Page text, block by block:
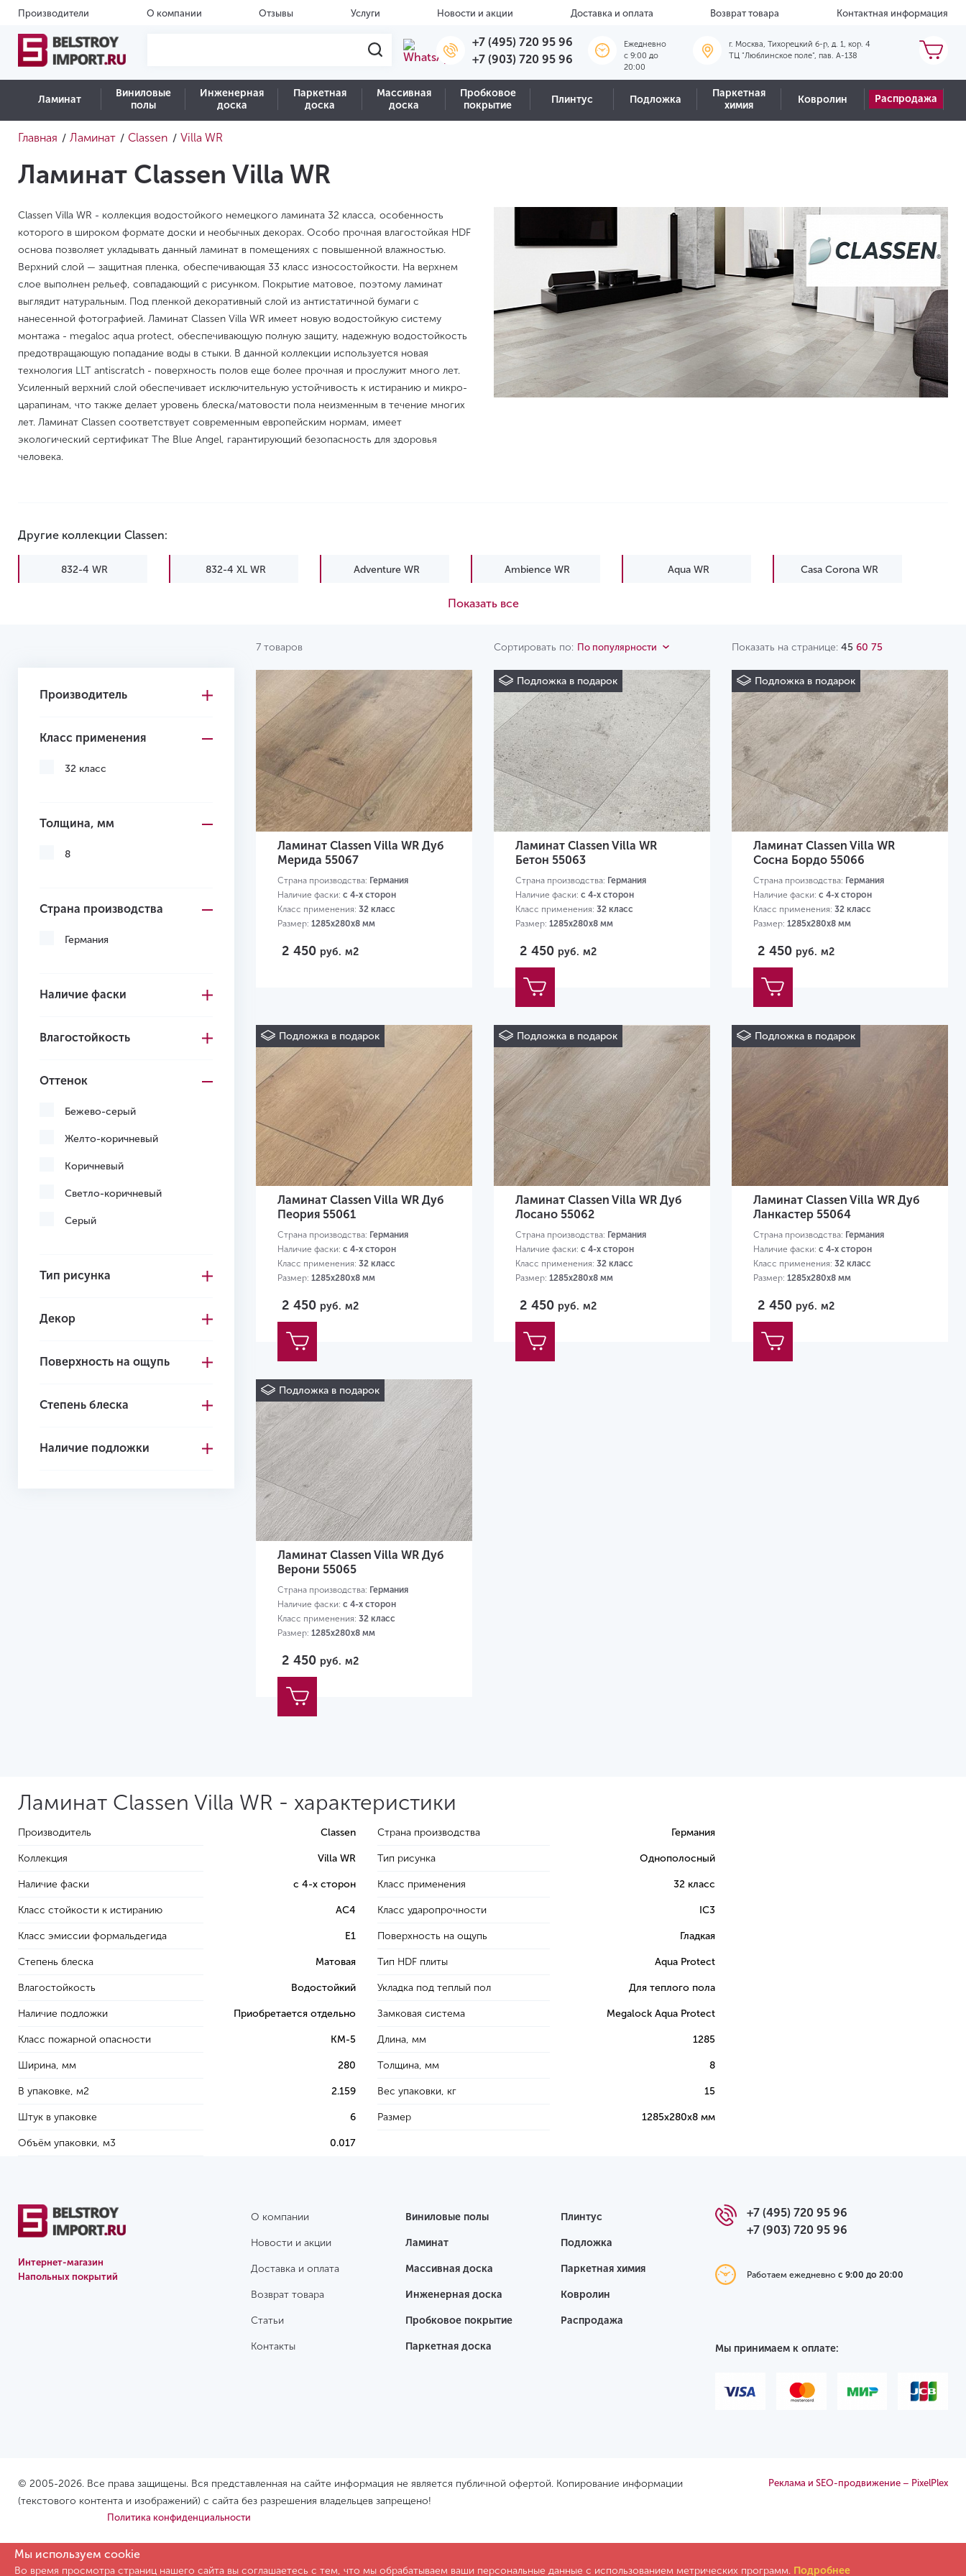
Производители О компании Отзывы Услуги Новости и акции Доставка и оплата Возврат товара Контактная информация
+7 (495) 720 95 96
+7 (903) 720 95 96
Ежедневно
c 9:00 до
20:00
г. Москва, Тихорецкий б-р, д. 1, кор. 4
ТЦ "Люблинское поле", пав. А-138
Ламинат
Виниловые
полы
Инженерная
доска
Паркетная
доска
Массивная
доска
Пробковое
покрытие
Плинтус Подложка
Паркетная
химия
Ковролин Распродажа
Главная / Ламинат / Classen / Villa WR
Ламинат Classen Villa WR
Classen Villa WR - коллекция водостойкого немецкого ламината 32 класса, особенность
которого в широком формате доски и необычных декорах. Особо прочная влагостойкая HDF
основа позволяет укладывать данный ламинат в помещениях с повышенной влажностью.
Верхний слой — защитная пленка, обеспечивающая 33 класс износостойкости. На верхнем
слое выполнен рельеф, совпадающий с рисунком. Покрытие матовое, поэтому ламинат
выглядит натуральным. Под пленкой декоративный слой из антистатичной бумаги с
нанесенной фотографией. Ламинат Classen Villa WR имеет новую водостойкую систему
монтажа - megaloc aqua protect, обеспечивающую полную защиту, надежную водостойкость
предотвращающую попадание воды в стыки. В данной коллекции используется новая
технология LLT antiscratch - поверхность полов еще более прочная и прослужит много лет.
Усиленный верхний слой обеспечивает исключительную устойчивость к истиранию и микро-
царапинам, что также делает уровень блеска/матовости пола неизменным в течение многих
лет. Ламинат Classen соответствует современным европейским нормам, имеет
экологический сертификат The Blue Angel, гарантирующий безопасность для здоровья
человека.
Другие коллекции Classen:
832-4 WR 832-4 XL WR Adventure WR Ambience WR Aqua WR Casa Corona WR
Elite WR
Nature WR Story WR Ville Visiogrande WR
Показать все
7 товаров Сортировать по: По популярности Показать на странице: 45 60 75
Производитель
Класс применения
32 класс
Толщина, мм
8
Страна производства
Германия
Наличие фаски
Влагостойкость
Оттенок
Бежево-серый
Желто-коричневый
Коричневый
Светло-коричневый
Серый
Тип рисунка
Декор
Поверхность на ощупь
Степень блеска
Наличие подложки
Ламинат Classen Villa WR Дуб
Мерида 55067
Страна производства: Германия
Наличие фаски: с 4-х сторон
Класс применения: 32 класс
Размер: 1285х280х8 мм
2 450 руб. м2
Подложка в подарок
Ламинат Classen Villa WR
Бетон 55063
Страна производства: Германия
Наличие фаски: с 4-х сторон
Класс применения: 32 класс
Размер: 1285х280х8 мм
2 450 руб. м2
Подложка в подарок
Ламинат Classen Villa WR
Сосна Бордо 55066
Страна производства: Германия
Наличие фаски: с 4-х сторон
Класс применения: 32 класс
Размер: 1285х280х8 мм
2 450 руб. м2
Подложка в подарок
Ламинат Classen Villa WR Дуб
Пеория 55061
Страна производства: Германия
Наличие фаски: с 4-х сторон
Класс применения: 32 класс
Размер: 1285х280х8 мм
2 450 руб. м2
Подложка в подарок
Ламинат Classen Villa WR Дуб
Лосано 55062
Страна производства: Германия
Наличие фаски: с 4-х сторон
Класс применения: 32 класс
Размер: 1285х280х8 мм
2 450 руб. м2
Подложка в подарок
Ламинат Classen Villa WR Дуб
Ланкастер 55064
Страна производства: Германия
Наличие фаски: с 4-х сторон
Класс применения: 32 класс
Размер: 1285х280х8 мм
2 450 руб. м2
Подложка в подарок
Ламинат Classen Villa WR Дуб
Верони 55065
Страна производства: Германия
Наличие фаски: с 4-х сторон
Класс применения: 32 класс
Размер: 1285х280х8 мм
2 450 руб. м2
Ламинат Classen Villa WR - характеристики
Производитель Classen
Коллекция Villa WR
Наличие фаски с 4-х сторон
Класс стойкости к истиранию AC4
Класс эмиссии формальдегида E1
Степень блеска Матовая
Влагостойкость Водостойкий
Наличие подложки Приобретается отдельно
Класс пожарной опасности КМ-5
Ширина, мм 280
В упаковке, м2 2.159
Штук в упаковке 6
Объём упаковки, м3 0.017
Страна производства Германия
Тип рисунка Однополосный
Класс применения 32 класс
Класс ударопрочности IC3
Поверхность на ощупь Гладкая
Тип HDF плиты Aqua Protect
Укладка под теплый пол Для теплого пола
Замковая система Megalock Aqua Protect
Длина, мм 1285
Толщина, мм 8
Вес упаковки, кг 15
Размер 1285х280х8 мм
Интернет-магазин
Напольных покрытий
О компании
Новости и акции
Доставка и оплата
Возврат товара
Статьи
Контакты
Виниловые полы
Ламинат
Массивная доска
Инженерная доска
Пробковое покрытие
Паркетная доска
Плинтус
Подложка
Паркетная химия
Ковролин
Распродажа
+7 (495) 720 95 96
+7 (903) 720 95 96
Работаем ежедневнос 9:00 до 20:00
Мы принимаем к оплате:
© 2005-2026. Все права защищены. Вся представленная на сайте информация не является публичной офертой. Копирование информации
(текстового контента и изображений) с сайта без разрешения владельцев запрещено!
Реклама и SEO-продвижение – PixelPlex
Политика конфиденциальности
Мы используем cookie
Во время просмотра страниц нашего сайта вы соглашаетесь с тем, что мы обрабатываем ваши персональные данные с использованием метрических программ. Подробнее